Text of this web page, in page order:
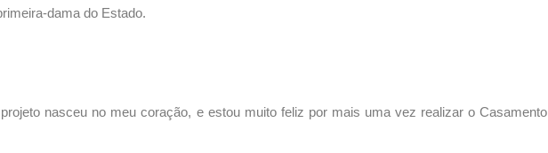
dama do Estado.
nasceu no meu coração, e estou muito feliz por mais uma vez realizar o Casamento